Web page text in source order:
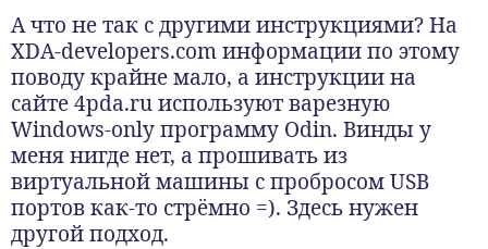
А что не так с другими инструкциями? На
XDA-developers.com информации по этому
поводу крайне мало, а инструкции на
сайте 4pda.ru используют варезную
Windows-only программу Odin. Винды у
меня нигде нет, а прошивать из
виртуальной машины с пробросом USB
портов как-то стрёмно =). Здесь нужен
другой подход.